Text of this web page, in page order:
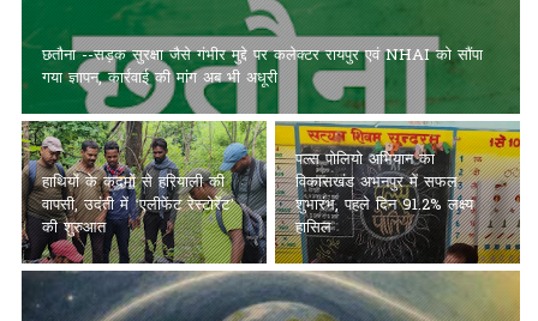
छतौना --सड़क सुरक्षा जैसे गंभीर मुद्दे पर कलेक्टर रायपुर एवं NHAI को सौंपा
गया ज्ञापन, कार्रवाई की मांग अब भी अधूरी
हाथियों के कदमों से हरियाली की
वापसी, उदंती में ‘एलीफेंट रेस्टोरेंट’
की शुरुआत
पल्स पोलियो अभियान का
विकासखंड अभनपुर में सफल
शुभारंभ, पहले दिन 91.2% लक्ष्य
हासिल